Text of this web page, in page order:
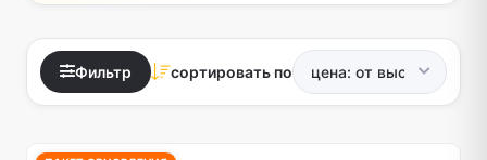
Фильтр сортировать по